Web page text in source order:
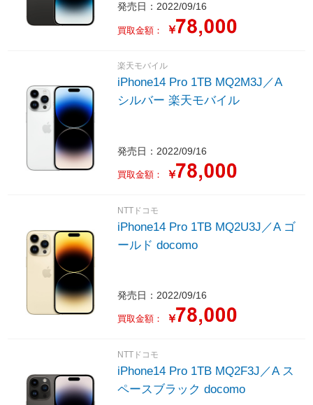
発売日：2022/09/16
買取金額： ￥
楽天モバイル
iPhone14 Pro 1TB MQ2M3J／A
シルバー 楽天モバイル
発売日：2022/09/16
買取金額： ￥
NTTドコモ
iPhone14 Pro 1TB MQ2U3J／A ゴ
ールド docomo
発売日：2022/09/16
買取金額： ￥
NTTドコモ
iPhone14 Pro 1TB MQ2F3J／A ス
ペースブラック docomo